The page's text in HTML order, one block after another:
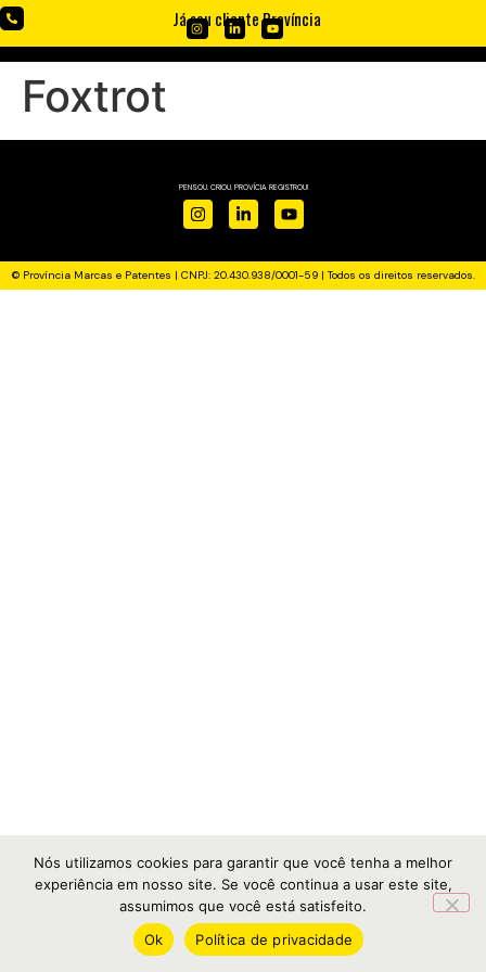
Já sou cliente Província
Foxtrot
PENSOU. CRIOU. PROVÍCIA REGISTROU!
© Província Marcas e Patentes | CNPJ: 20.430.938/0001-59 | Todos os direitos reservados.
Nós utilizamos cookies para garantir que você tenha a melhor
experiência em nosso site. Se você continua a usar este site,
assumimos que você está satisfeito.
Ok
Política de privacidade